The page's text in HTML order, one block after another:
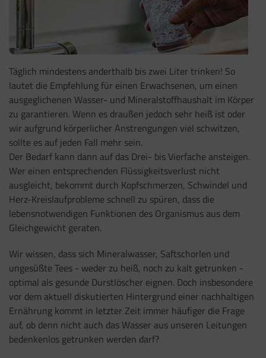
Täglich mindestens anderthalb bis zwei Liter trinken! So
lautet die Empfehlung für einen Erwachsenen, um einen
ausgeglichenen Wasser- und Mineralstoffhaushalt im Körper
zu garantieren. Wenn es draußen jedoch sehr heiß ist oder
wir aufgrund körperlicher Anstrengungen viel schwitzen,
sollte es auf jeden Fall mehr sein.
Der Bedarf kann dann auf das Drei- bis Vierfache ansteigen.
Wer einen entsprechenden Flüssigkeitsverlust nicht
ausgleicht, bekommt durch Kopfschmerzen, Schwindel und
Herz-Kreislaufprobleme schnell zu spüren, dass die
lebensnotwendigen Funktionen des Organismus aus dem
Gleichgewicht geraten.
Wir wissen, dass sich Mineralwasser, Saftschorlen und
ungesüßte Tees - weder zu heiß, noch zu kalt getrunken -
optimal als gesunde Durstlöscher eignen. Doch insbesondere
vor dem aktuell diskutierten Hintergrund einer nachhaltigen
Ernährung kommt in letzter Zeit immer häufiger die Frage
auf, ob denn nicht auch das Wasser aus unseren Leitungen
bedenkenlos getrunken werden darf?